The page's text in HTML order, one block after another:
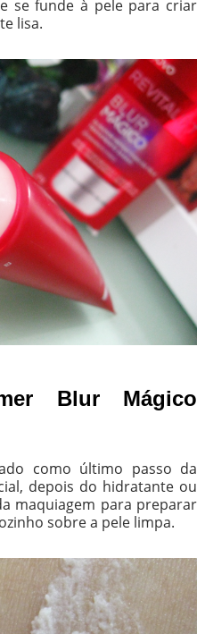
se funde à pele para criar
lisa.
Blur Mágico
como último passo da
depois do hidratante ou
maquiagem para preparar
sobre a pele limpa.